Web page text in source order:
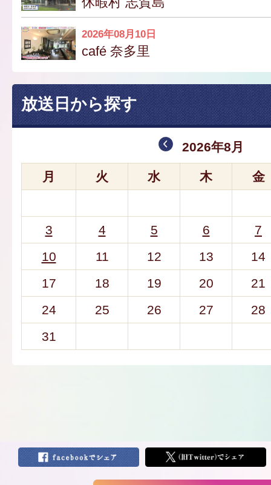
2026年08月10日
café 奈多里
放送日から探す
2026年8月
月 火 水 木 金
3 4 5 6
7
10
11 12 13
14
17
18 19 20
21
24
25 26 27
28
31